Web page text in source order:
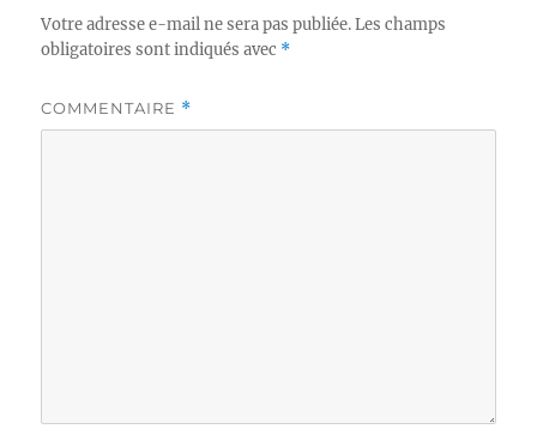
Votre adresse e-mail ne sera pas publiée. Les champs
obligatoires sont indiqués avec *
COMMENTAIRE *